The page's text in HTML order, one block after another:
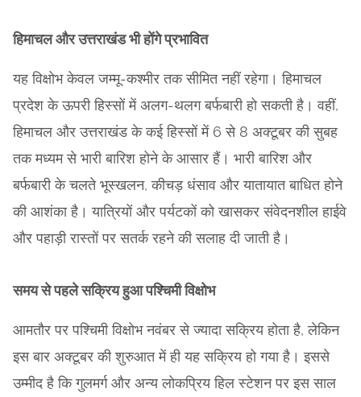
हिमाचल और उत्तराखंड भी होंगे प्रभावित
यह विक्षोभ केवल जम्मू-कश्मीर तक सीमित नहीं रहेगा। हिमाचल
प्रदेश के ऊपरी हिस्सों में अलग-थलग बर्फबारी हो सकती है। वहीं,
हिमाचल और उत्तराखंड के कई हिस्सों में 6 से 8 अक्टूबर की सुबह
तक मध्यम से भारी बारिश होने के आसार हैं। भारी बारिश और
बर्फबारी के चलते भूस्खलन, कीचड़ धंसाव और यातायात बाधित होने
की आशंका है। यात्रियों और पर्यटकों को खासकर संवेदनशील हाईवे
और पहाड़ी रास्तों पर सतर्क रहने की सलाह दी जाती है।
समय से पहले सक्रिय हुआ पश्चिमी विक्षोभ
आमतौर पर पश्चिमी विक्षोभ नवंबर से ज्यादा सक्रिय होता है, लेकिन
इस बार अक्टूबर की शुरुआत में ही यह सक्रिय हो गया है। इससे
उम्मीद है कि गुलमर्ग और अन्य लोकप्रिय हिल स्टेशन पर इस साल